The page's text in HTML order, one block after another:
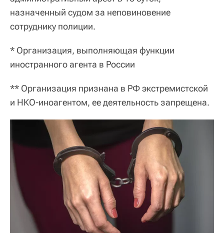
назначенный судом за неповиновение
сотруднику полиции.
* Организация, выполняющая функции
иностранного агента в России
** Организация признана в РФ экстремистской
и НКО-иноагентом, ее деятельность запрещена.